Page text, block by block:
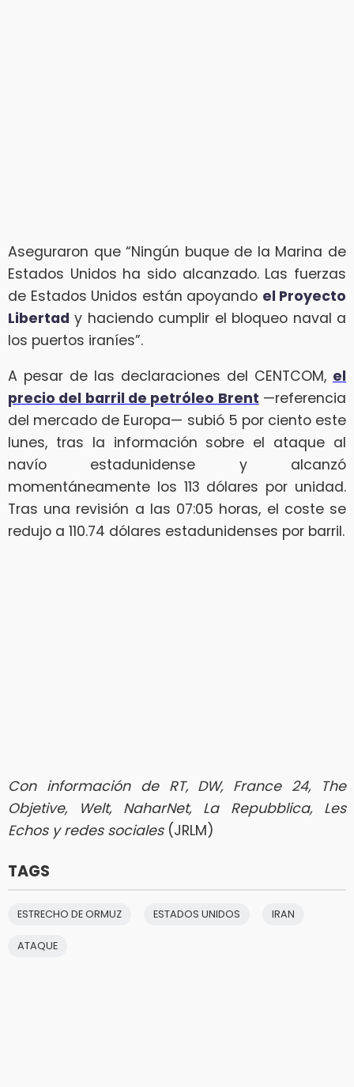
Aseguraron que “Ningún buque de la Marina de
Estados Unidos ha sido alcanzado. Las fuerzas
de Estados Unidos están apoyando el Proyecto
Libertad y haciendo cumplir el bloqueo naval a
los puertos iraníes”.
A pesar de las declaraciones del CENTCOM, el
precio del barril de petróleo Brent —referencia
del mercado de Europa— subió 5 por ciento este
lunes, tras la información sobre el ataque al
navío estadunidense y alcanzó
momentáneamente los 113 dólares por unidad.
Tras una revisión a las 07:05 horas, el coste se
redujo a 110.74 dólares estadunidenses por barril.
Con información de RT, DW, France 24, The
Objetive, Welt, NaharNet, La Repubblica, Les
Echos y redes sociales (JRLM)
TAGS
ESTRECHO DE ORMUZ ESTADOS UNIDOS IRAN
ATAQUE